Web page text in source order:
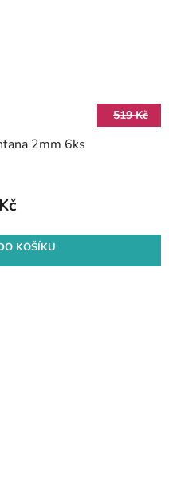
519 Kč
2mm 6ks
KOŠÍKU